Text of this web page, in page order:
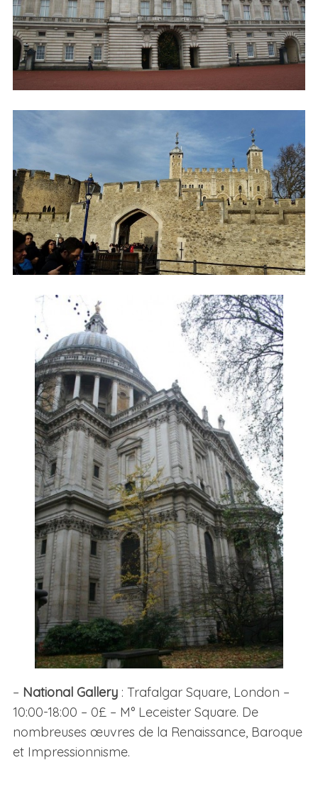
– National Gallery: Trafalgar Square, London –
10:00-18:00 – 0£ – M° Leceister Square. De
nombreuses œuvres de la Renaissance, Baroque
et Impressionnisme.